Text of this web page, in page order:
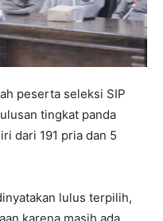
peserta seleksi SIP
tingkat panda
dari 191 pria dan 5
lulus terpilih,